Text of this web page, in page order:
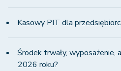
Kasowy PIT dla
Środek trwały,
2026 roku?